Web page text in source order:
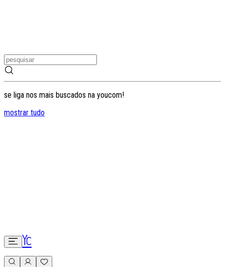
se liga nos mais buscados na youcom!
mostrar tudo